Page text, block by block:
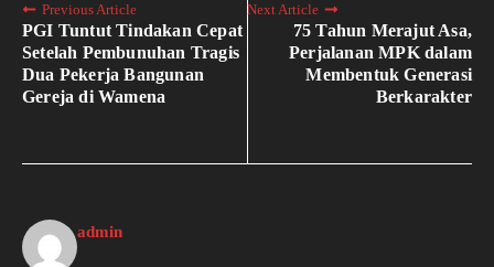
Previous Article
PGI Tuntut Tindakan Cepat
Setelah Pembunuhan Tragis
Dua Pekerja Bangunan
Gereja di Wamena
Next Article
75 Tahun Merajut Asa,
Perjalanan MPK dalam
Membentuk Generasi
Berkarakter
admin